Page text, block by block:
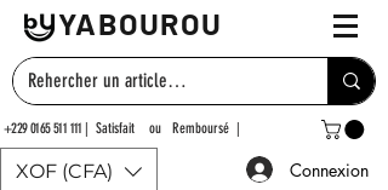
YABOUROU
+229 0165 511 111 | Satisfait ou Remboursé |
XOF (CFA) Connexion